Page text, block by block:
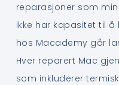
reparasjoner som
ikke har kapasitet til
hos Macademy går
Hver reparert Mac
som inkluderer